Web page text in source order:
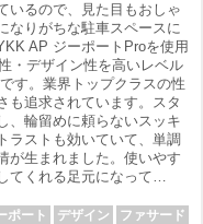
いるので、見た目もおしゃ
なりがちな駐車スペースに
AP ジーポートProを使用
・デザイン性を高いレベル
す。業界トップクラスの性
も追求されています。スタ
、輪留めに頼らないスッキ
ラストも効いていて、単調
が生まれました。使いやす
てくれる足元になって…
ポート デザイン
ファサード